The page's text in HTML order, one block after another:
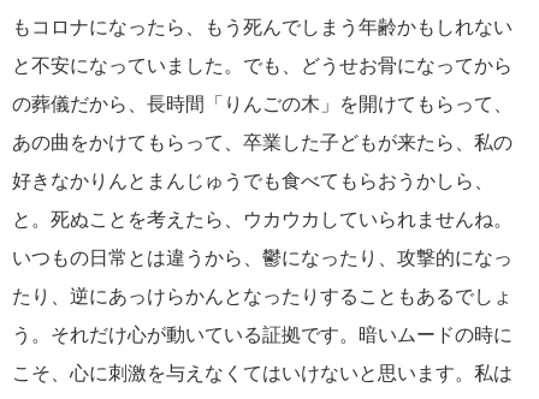
もコロナになったら、もう死んでしまう年齢かもしれない
と不安になっていました。でも、どうせお骨になってから
の葬儀だから、長時間「りんごの木」を開けてもらって、
あの曲をかけてもらって、卒業した子どもが来たら、私の
好きなかりんとまんじゅうでも食べてもらおうかしら、
と。死ぬことを考えたら、ウカウカしていられませんね。
いつもの日常とは違うから、鬱になったり、攻撃的になっ
たり、逆にあっけらかんとなったりすることもあるでしょ
う。それだけ心が動いている証拠です。暗いムードの時に
こそ、心に刺激を与えなくてはいけないと思います。私は